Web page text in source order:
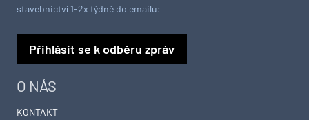
O NÁS
KONTAKT
stavebnictví 1-2x týdně do emailu:
Přihlásit se k odběru zpráv